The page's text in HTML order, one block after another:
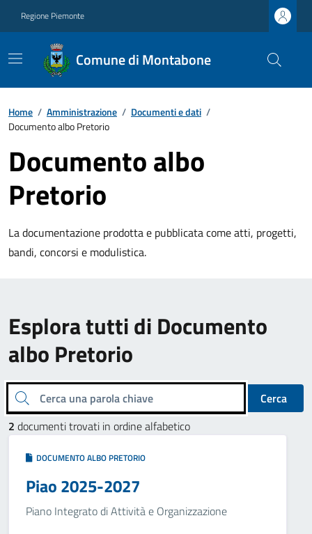
Regione Piemonte
Comune di Montabone
Home / Amministrazione / Documenti e dati /
Documento albo Pretorio
Documento albo
Pretorio
La documentazione prodotta e pubblicata come atti, progetti,
bandi, concorsi e modulistica.
Esplora tutti di Documento
albo Pretorio
Cerca una parola chiave
Cerca
2 documenti trovati in ordine alfabetico
DOCUMENTO ALBO PRETORIO
Piao 2025-2027
Piano Integrato di Attività e Organizzazione